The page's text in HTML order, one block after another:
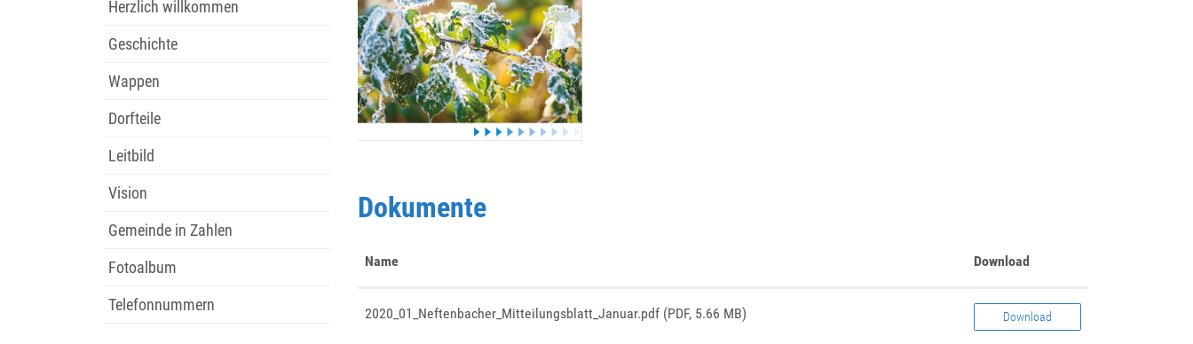
Herzlich willkommen
Geschichte
Wappen
Dorfteile
Leitbild
Vision
Gemeinde in Zahlen
Fotoalbum
Telefonnummern
Dokumente
Name Download
2020_01_Neftenbacher_Mitteilungsblatt_Januar.pdf (PDF, 5.66 MB) Download